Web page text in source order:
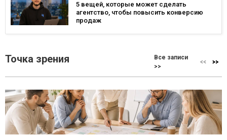
5 вещей, которые может сделать
агентство, чтобы повысить конверсию
продаж
Точка зрения
Все записи
>>